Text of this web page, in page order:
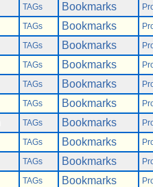
TAGs Bookmarks
TAGs Bookmarks
TAGs Bookmarks
TAGs Bookmarks
TAGs Bookmarks
TAGs Bookmarks
TAGs Bookmarks
TAGs Bookmarks
TAGs Bookmarks
TAGs Bookmarks